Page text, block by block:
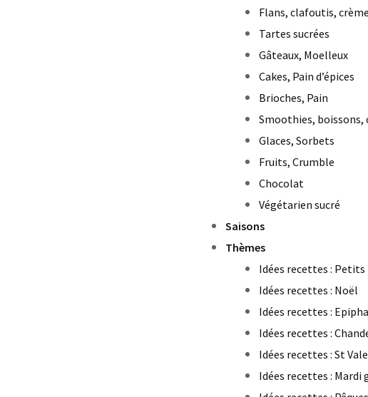
Flans, clafoutis,
Tartes sucrées
Gâteaux, Moelleux
Cakes, Pain d’épices
Brioches, Pain
Smoothies, boissons,
Glaces, Sorbets
Fruits, Crumble
Chocolat
Végétarien sucré
Saisons
Thèmes
Idées recettes :
Idées recettes : Noël
Idées recettes :
Idées recettes :
Idées recettes : St
Idées recettes : Mardi